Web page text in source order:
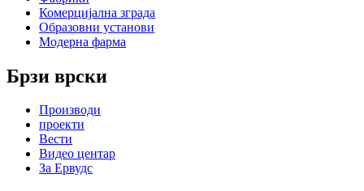
Комерцијална зграда
Образовни установи
Модерна фарма
Брзи врски
Производи
проекти
Вести
Видео центар
За Ервудс